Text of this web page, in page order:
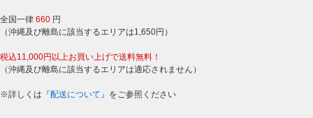
全国一律 660 円
（沖縄及び離島に該当するエリアは1,650円）
税込11,000円以上お買い上げで送料無料！
（沖縄及び離島に該当するエリアは適応されません）
※詳しくは 『配送について』 をご参照ください